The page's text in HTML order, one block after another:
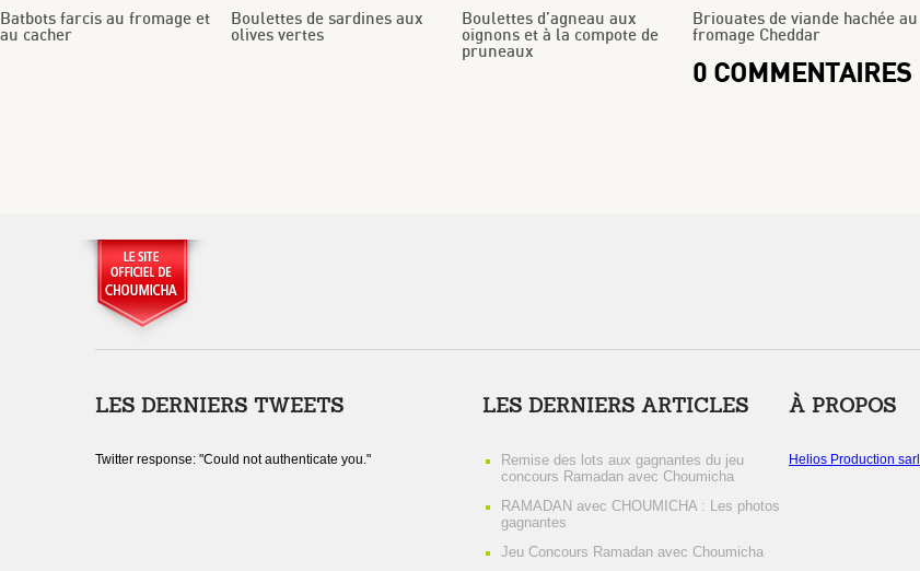
Batbots farcis au fromage et
au cacher
Boulettes de sardines aux
olives vertes
Boulettes d’agneau aux
oignons et à la compote de
pruneaux
Briouates de viande hachée au
fromage Cheddar
0 COMMENTAIRES
LES DERNIERS TWEETS
Twitter response: "Could not authenticate you."
LES DERNIERS ARTICLES
Remise des lots aux gagnantes du jeu
concours Ramadan avec Choumicha
RAMADAN avec CHOUMICHA : Les photos
gagnantes
Jeu Concours Ramadan avec Choumicha
À PROPOS
Helios Production sarl